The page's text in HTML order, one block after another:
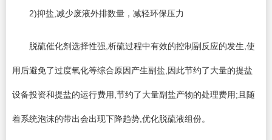
2)抑盐,减少废液外排数量，减轻环保压力
脱硫催化剂选择性强,析硫过程中有效的控制副反应的发生,使
用后避免了过度氧化等综合原因产生副盐,因此节约了大量的提盐
设备投资和提盐的运行费用,节约了大量副盐产物的处理费用;且随
着系统泡沫的带出会出现下降趋势,优化脱硫液组份。